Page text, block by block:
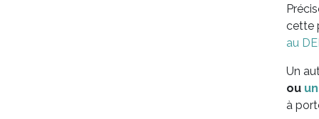
cette
au
Un
ou
à